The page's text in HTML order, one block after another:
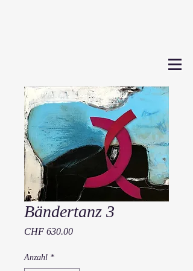
Bändertanz 3
CHF 630.00Preis
Anzahl *